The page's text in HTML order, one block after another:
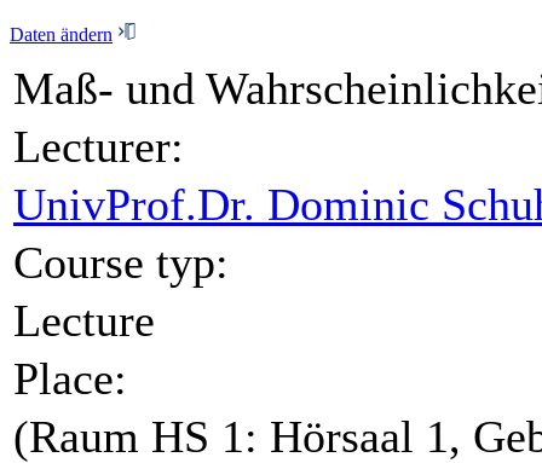
Daten ändern
Maß- und
Lecturer:
UnivProf.Dr. Dominic
Course typ:
Lecture
Place:
(Raum HS 1: Hörsaal 1,